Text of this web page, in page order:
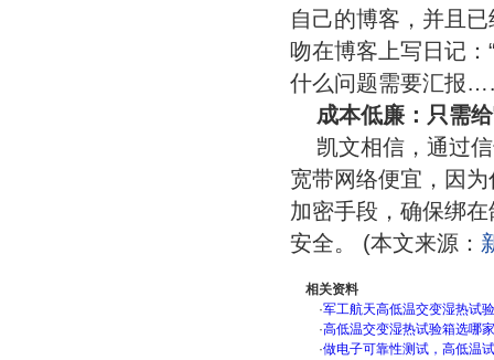
自己的博客，并且
吻在博客上写日记
什么问题需要汇报
成本低廉：只需
凯文相信，通过
宽带网络便宜，因
加密手段，确保绑
安全。 (本文来源：
相关资料
·军工航天高低温交变湿热试
·高低温交变湿热试验箱选哪
·做电子可靠性测试，高低温